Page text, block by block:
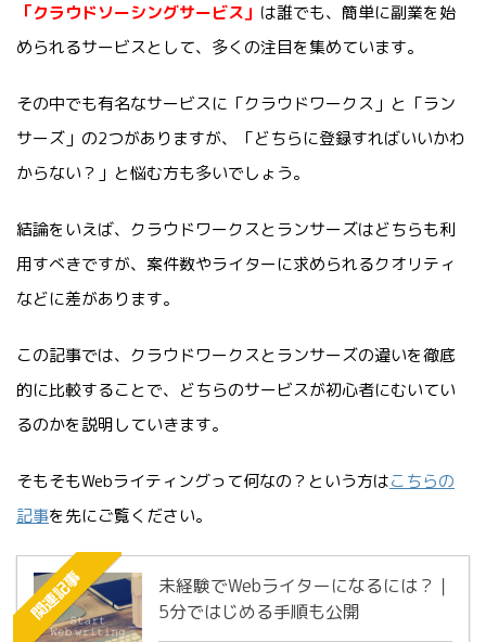
「クラウドソーシングサービス」 は誰でも、簡単に副業を始
められるサービスとして、多くの注目を集めています。
その中でも有名なサービスに「クラウドワークス」と「ラン
サーズ」の2つがありますが、「どちらに登録すればいいかわ
からない？」と悩む方も多いでしょう。
結論をいえば、クラウドワークスとランサーズはどちらも利
用すべきですが、案件数やライターに求められるクオリティ
などに差があります。
この記事では、クラウドワークスとランサーズの違いを徹底
的に比較することで、どちらのサービスが初心者にむいてい
るのかを説明していきます。
そもそもWebライティングって何なの？という方はこちらの
記事を先にご覧ください。
関連記事
未経験でWebライターになるには？｜
5分ではじめる手順も公開